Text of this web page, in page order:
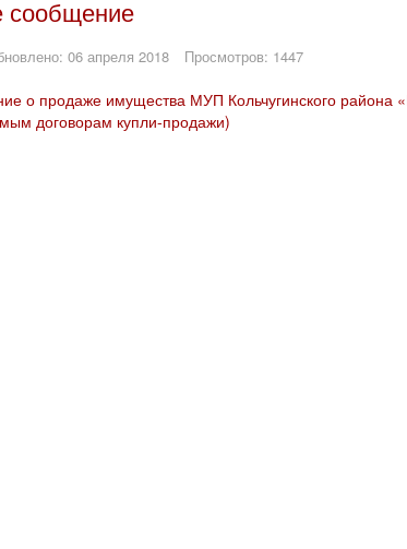
06 апреля 2018 Просмотров: 1447
о продаже имущества МУП Кольчугинского района
договорам купли-продажи)